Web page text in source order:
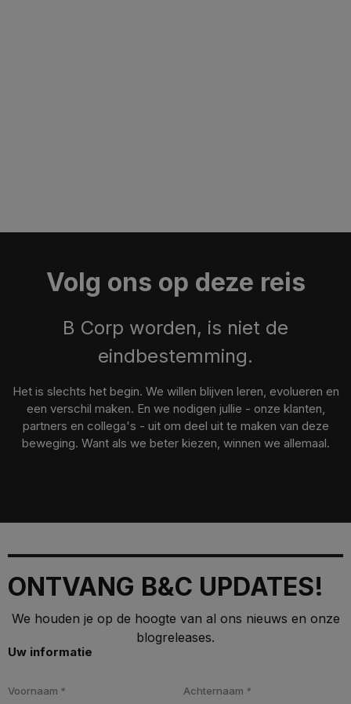
Volg ons op deze reis
B Corp worden, is niet de
eindbestemming.
Het is slechts het begin. We willen blijven leren, evolueren en
een verschil maken. En we nodigen jullie - onze klanten,
partners en collega's - uit om deel uit te maken van deze
beweging. Want als we beter kiezen, winnen we allemaal.
ONTVANG B&C UPDATES!
We houden je op de hoogte van al ons nieuws en onze
blogreleases.
Uw informatie
Voornaam * Achternaam *